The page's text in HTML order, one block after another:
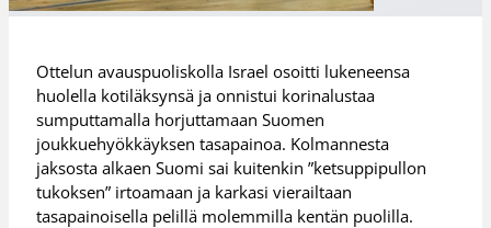
Ottelun avauspuoliskolla Israel osoitti lukeneensa
huolella kotiläksynsä ja onnistui korinalustaa
sumputtamalla horjuttamaan Suomen
joukkuehyökkäyksen tasapainoa. Kolmannesta
jaksosta alkaen Suomi sai kuitenkin ”ketsuppipullon
tukoksen” irtoamaan ja karkasi vierailtaan
tasapainoisella pelillä molemmilla kentän puolilla.